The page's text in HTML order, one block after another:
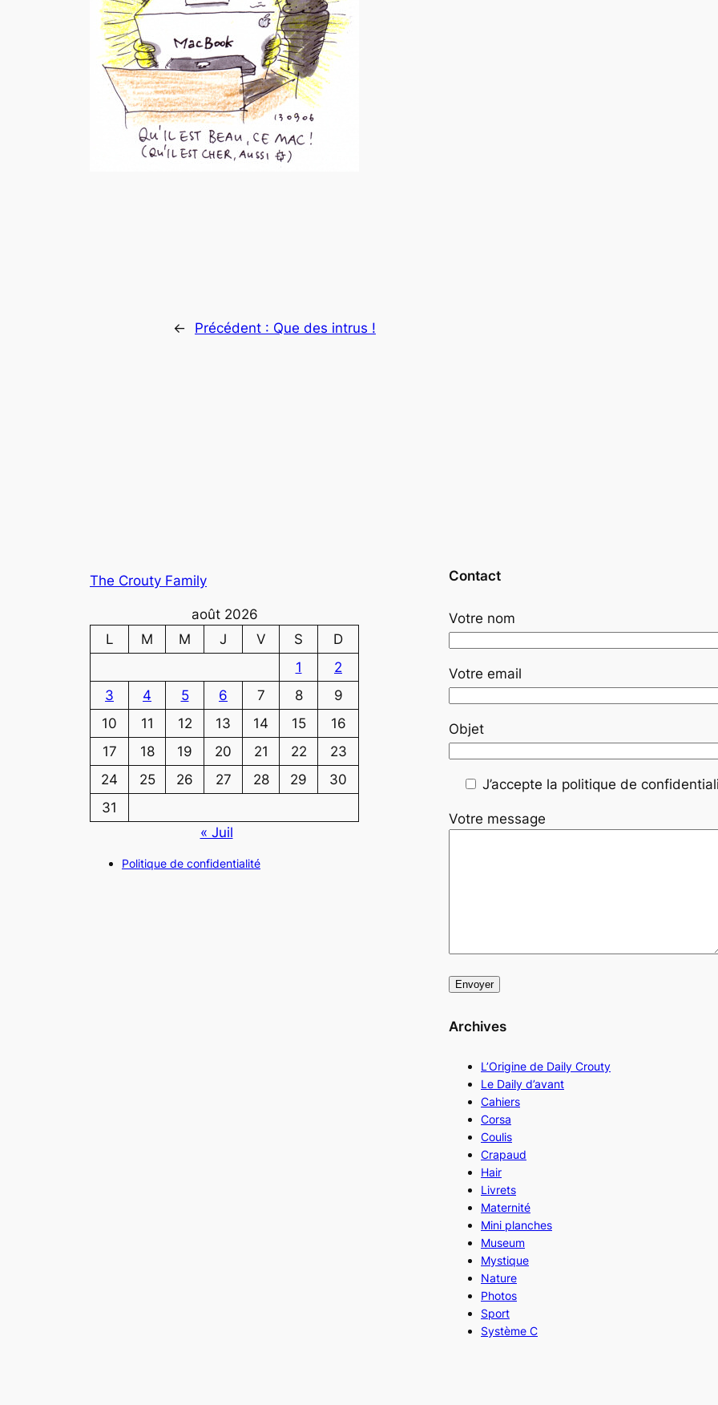
← Précédent : Que des intrus !
The Crouty Family
août 2026
L
M M J V S
D
1
2
3
4 5 6 7 8
9
10
11 12 13 14 15
16
17
18 19 20 21 22
23
24
25 26 27 28 29
30
31
« Juil
Politique de confidentialité
Contact
Votre nom
Votre email
Objet
J’accepte la politique de
Votre message
Archives
L’Origine de Daily Crouty
Le Daily d’avant
Cahiers
Corsa
Coulis
Crapaud
Hair
Livrets
Maternité
Mini planches
Museum
Mystique
Nature
Photos
Sport
Système C